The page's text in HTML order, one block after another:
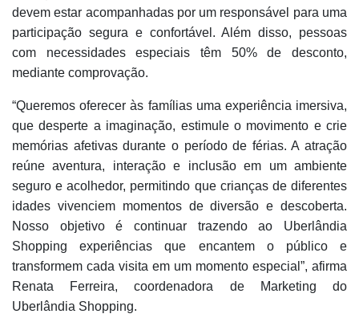
devem estar acompanhadas por um responsável para uma
participação segura e confortável. Além disso, pessoas
com necessidades especiais têm 50% de desconto,
mediante comprovação.
“Queremos oferecer às famílias uma experiência imersiva,
que desperte a imaginação, estimule o movimento e crie
memórias afetivas durante o período de férias. A atração
reúne aventura, interação e inclusão em um ambiente
seguro e acolhedor, permitindo que crianças de diferentes
idades vivenciem momentos de diversão e descoberta.
Nosso objetivo é continuar trazendo ao Uberlândia
Shopping experiências que encantem o público e
transformem cada visita em um momento especial”, afirma
Renata Ferreira, coordenadora de Marketing do
Uberlândia Shopping.